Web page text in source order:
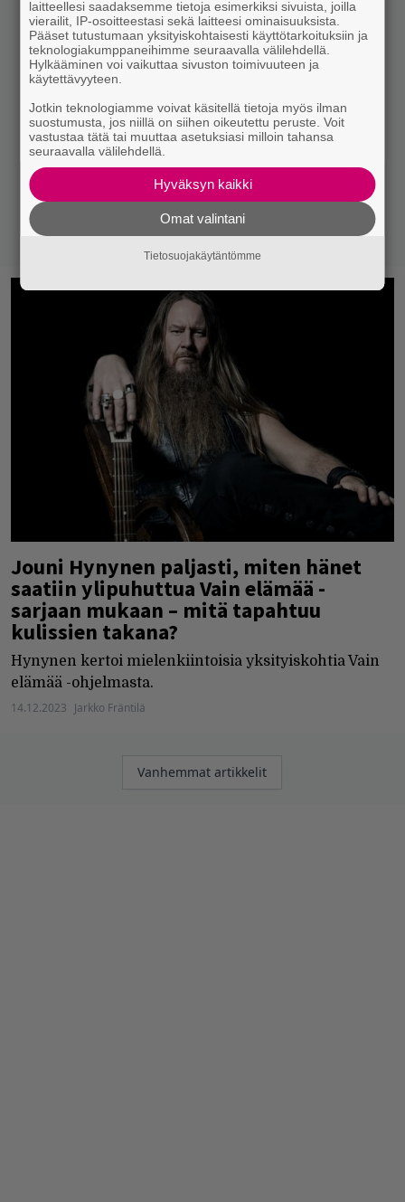
Jouni Hynynen paljasti, miten hänet
saatiin ylipuhuttua Vain elämää -
sarjaan mukaan – mitä tapahtuu
kulissien takana?
Hynynen kertoi mielenkiintoisia yksityiskohtia Vain
elämää -ohjelmasta.
14.12.2023 Jarkko Fräntilä
Artikkelien
Vanhemmat artikkelit
laitteellesi saadaksemme tietoja esimerkiksi sivuista, joilla
vierailit, IP-osoitteestasi sekä laitteesi ominaisuuksista.
Pääset tutustumaan yksityiskohtaisesti käyttötarkoituksiin ja
teknologiakumppaneihimme seuraavalla välilehdellä.
Hylkääminen voi vaikuttaa sivuston toimivuuteen ja
käytettävyyteen.
Jotkin teknologiamme voivat käsitellä tietoja myös ilman
suostumusta, jos niillä on siihen oikeutettu peruste. Voit
vastustaa tätä tai muuttaa asetuksiasi milloin tahansa
seuraavalla välilehdellä.
Hyväksyn kaikki
Omat valintani
Tietosuojakäytäntömme